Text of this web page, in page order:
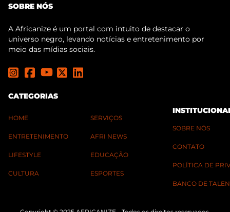
SOBRE NÓS
A Africanize é um portal com intuito de destacar o
universo negro, levando notícias e entretenimento por
meio das mídias sociais.
CATEGORIAS
HOME
ENTRETENIMENTO
LIFESTYLE
CULTURA
SERVIÇOS
AFRI NEWS
EDUCAÇÃO
ESPORTES
SOBRE NÓS
CONTATO
POLÍTICA DE
BANCO DE